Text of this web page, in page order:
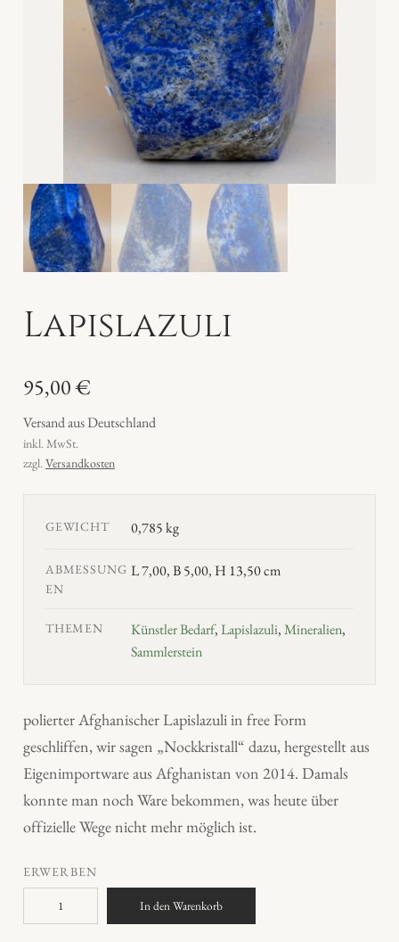
Lapislazuli
95,00€
Versand aus Deutschland
inkl. MwSt.
zzgl.Versandkosten
GEWICHT 0,785 kg
ABMESSUNG
EN
L 7,00, B 5,00, H 13,50 cm
THEMEN Künstler Bedarf,Lapislazuli,Mineralien,
Sammlerstein
polierter Afghanischer Lapislazuli in free Form
geschliffen, wir sagen „Nockkristall“ dazu, hergestellt aus
Eigenimportware aus Afghanistan von 2014. Damals
konnte man noch Ware bekommen, was heute über
offizielle Wege nicht mehr möglich ist.
ERWERBEN
a
In den Warenkorb